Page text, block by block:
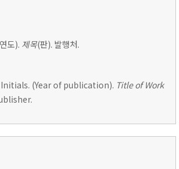
도). 제목(판). 발행처.
(Year of publication). Title of Work